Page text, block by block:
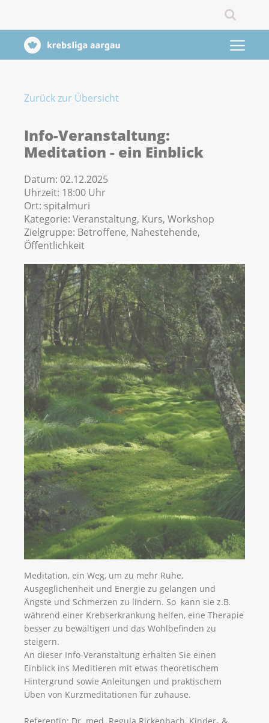
Zurück zur Übersicht
Info-Veranstaltung:
Meditation - ein Einblick
Datum: 02.12.2025
Uhrzeit: 18:00 Uhr
Ort: spitalmuri
Kategorie: Veranstaltung, Kurs, Workshop
Zielgruppe: Betroffene, Nahestehende,
Öffentlichkeit
Meditation, ein Weg, um zu mehr Ruhe,
Ausgeglichenheit und Energie zu gelangen und
Ängste und Schmerzen zu lindern. So kann sie z.B.
während einer Krebserkrankung helfen, eine Therapie
besser zu bewältigen und das Wohlbefinden zu
steigern.
An dieser Info-Veranstaltung erhalten Sie einen
Einblick ins Meditieren mit etwas theoretischem
Hintergrund sowie Anleitungen und praktischem
Üben von Kurzmeditationen für zuhause.